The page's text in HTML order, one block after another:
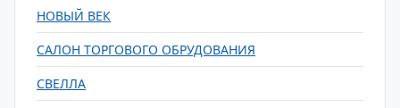
НОВЫЙ ВЕК
САЛОН ТОРГОВОГО ОБРУДОВАНИЯ
СВЕЛЛА